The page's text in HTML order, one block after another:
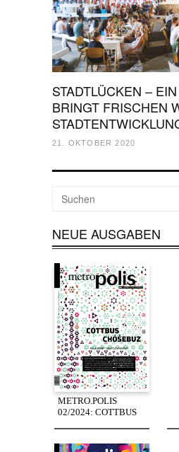
STADTLÜCKEN –
BRINGT FRISCHEN
21. OKTOBER 2020
NEUE AUSGABEN
METRO.POLIS
02/2024: COTTBUS